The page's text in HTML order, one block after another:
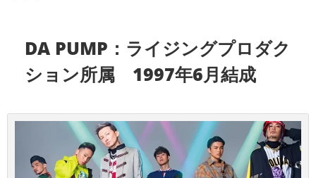
DA PUMP：ライジングプロダク
ション所属 1997年6月結成